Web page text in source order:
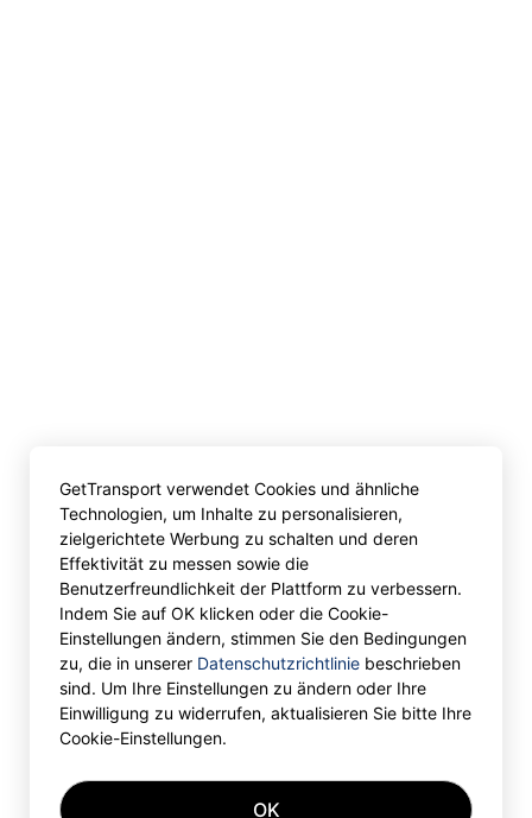
GetTransport verwendet Cookies und ähnliche
Technologien, um Inhalte zu personalisieren,
zielgerichtete Werbung zu schalten und deren
Effektivität zu messen sowie die
Benutzerfreundlichkeit der Plattform zu verbessern.
Indem Sie auf OK klicken oder die Cookie-
Einstellungen ändern, stimmen Sie den Bedingungen
zu, die in unserer Datenschutzrichtlinie beschrieben
sind. Um Ihre Einstellungen zu ändern oder Ihre
Einwilligung zu widerrufen, aktualisieren Sie bitte Ihre
Cookie-Einstellungen.
OK